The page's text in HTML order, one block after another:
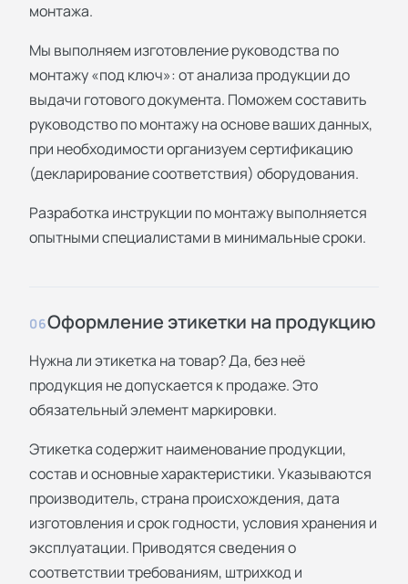
монтажа.
Мы выполняем изготовление руководства по
монтажу «под ключ»: от анализа продукции до
выдачи готового документа. Поможем составить
руководство по монтажу на основе ваших данных,
при необходимости организуем сертификацию
(декларирование соответствия) оборудования.
Разработка инструкции по монтажу выполняется
опытными специалистами в минимальные сроки.
06Оформление этикетки на продукцию
Нужна ли этикетка на товар? Да, без неё
продукция не допускается к продаже. Это
обязательный элемент маркировки.
Этикетка содержит наименование продукции,
состав и основные характеристики. Указываются
производитель, страна происхождения, дата
изготовления и срок годности, условия хранения и
эксплуатации. Приводятся сведения о
соответствии требованиям, штрихкод и